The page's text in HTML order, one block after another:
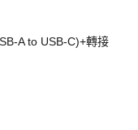
A to USB-C)+轉接